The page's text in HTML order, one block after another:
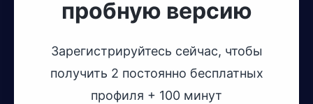
пробную версию
Зарегистрируйтесь сейчас, чтобы
получить 2 постоянно бесплатных
профиля + 100 минут